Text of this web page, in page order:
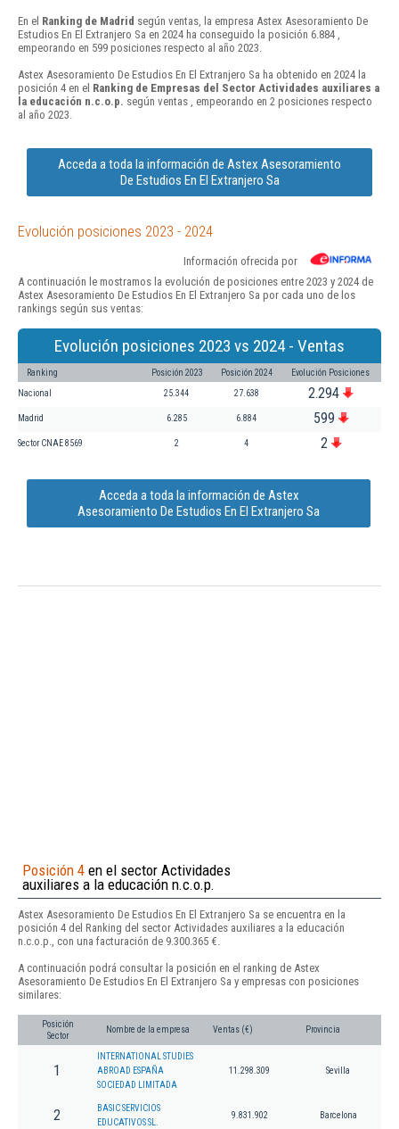
En el Ranking de Madrid según ventas, la empresa Astex Asesoramiento De
Estudios En El Extranjero Sa en 2024 ha conseguido la posición 6.884 ,
empeorando en 599 posiciones respecto al año 2023.
Astex Asesoramiento De Estudios En El Extranjero Sa ha obtenido en 2024 la
posición 4 en el Ranking de Empresas del Sector Actividades auxiliares a
la educación n.c.o.p. según ventas , empeorando en 2 posiciones respecto
al año 2023.
Acceda a toda la información de Astex Asesoramiento
De Estudios En El Extranjero Sa
Evolución posiciones 2023 - 2024
Información ofrecida por
A continuación le mostramos la evolución de posiciones entre 2023 y 2024 de
Astex Asesoramiento De Estudios En El Extranjero Sa por cada uno de los
rankings según sus ventas:
Evolución posiciones 2023 vs 2024 - Ventas
Ranking Posición 2023 Posición 2024 Evolución Posiciones
Nacional 25.344 27.638 2.294
Madrid 6.285 6.884 599
Sector CNAE 8569 2 4 2
Acceda a toda la información de Astex
Asesoramiento De Estudios En El Extranjero Sa
Posición 4 en el sector Actividades
auxiliares a la educación n.c.o.p.
Astex Asesoramiento De Estudios En El Extranjero Sa se encuentra en la
posición 4 del Ranking del sector Actividades auxiliares a la educación
n.c.o.p., con una facturación de 9.300.365 €.
A continuación podrá consultar la posición en el ranking de Astex
Asesoramiento De Estudios En El Extranjero Sa y empresas con posiciones
similares:
Posición
Sector
Nombre de la empresa Ventas (€) Provincia
1
INTERNATIONAL STUDIES
ABROAD ESPAÑA
SOCIEDAD LIMITADA
11.298.309 Sevilla
2
BASIC SERVICIOS
EDUCATIVOS SL.
9.831.902 Barcelona